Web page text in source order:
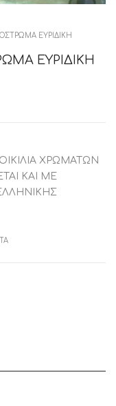
ΕΥΡΙΔΙΚΗ
ΕΥΡΙΔΙΚΗ
ΧΡΩΜΑΤΩΝ
ΚΑΙ ΜΕ